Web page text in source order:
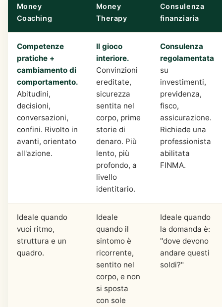
Money
Coaching
Money
Therapy
Consulenza
finanziaria
Competenze
pratiche +
cambiamento di
comportamento.
Abitudini,
decisioni,
conversazioni,
confini. Rivolto in
avanti, orientato
all'azione.
Il gioco
interiore.
Convinzioni
ereditate,
sicurezza
sentita nel
corpo, prime
storie di
denaro. Più
lento, più
profondo, a
livello
identitario.
Consulenza
regolamentata
su
investimenti,
previdenza,
fisco,
assicurazione.
Richiede una
professionista
abilitata
FINMA.
Ideale quando
vuoi ritmo,
struttura e un
quadro.
Ideale
quando il
sintomo è
ricorrente,
sentito nel
corpo, e non
si sposta
con sole
Ideale quando
la domanda è:
"dove devono
andare questi
soldi?"